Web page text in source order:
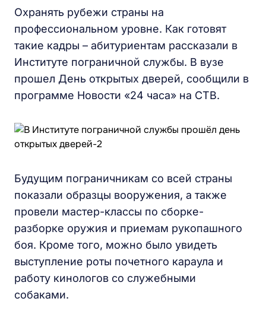
Охранять рубежи страны на
профессиональном уровне. Как готовят
такие кадры – абитуриентам рассказали в
Институте пограничной службы. В вузе
прошел День открытых дверей, сообщили в
программе Новости «24 часа» на СТВ.
Будущим пограничникам со всей страны
показали образцы вооружения, а также
провели мастер-классы по сборке-
разборке оружия и приемам рукопашного
боя. Кроме того, можно было увидеть
выступление роты почетного караула и
работу кинологов со служебными
собаками.